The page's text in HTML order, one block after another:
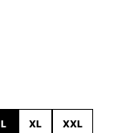
L XL XXL